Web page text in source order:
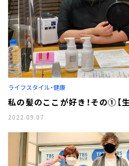
ライフスタイル・健康
私の髪のここが好き！その①【
2022.09.07